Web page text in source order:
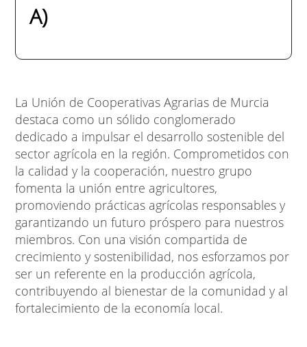
A)
La Unión de Cooperativas Agrarias de Murcia
destaca como un sólido conglomerado
dedicado a impulsar el desarrollo sostenible del
sector agrícola en la región. Comprometidos con
la calidad y la cooperación, nuestro grupo
fomenta la unión entre agricultores,
promoviendo prácticas agrícolas responsables y
garantizando un futuro próspero para nuestros
miembros. Con una visión compartida de
crecimiento y sostenibilidad, nos esforzamos por
ser un referente en la producción agrícola,
contribuyendo al bienestar de la comunidad y al
fortalecimiento de la economía local.